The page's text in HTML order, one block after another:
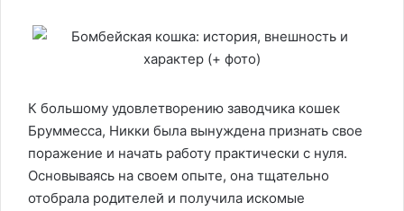
К большому удовлетворению заводчика кошек
Бруммесса, Никки была вынуждена признать свое
поражение и начать работу практически с нуля.
Основываясь на своем опыте, она тщательно
отобрала родителей и получила искомые